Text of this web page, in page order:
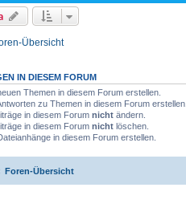
Übersicht
IN DIESEM FORUM
Themen in diesem Forum erstellen.
zu Themen in diesem Forum erstellen.
in diesem Forum nicht ändern.
in diesem Forum nicht löschen.
in diesem Forum erstellen.
Foren-Übersicht